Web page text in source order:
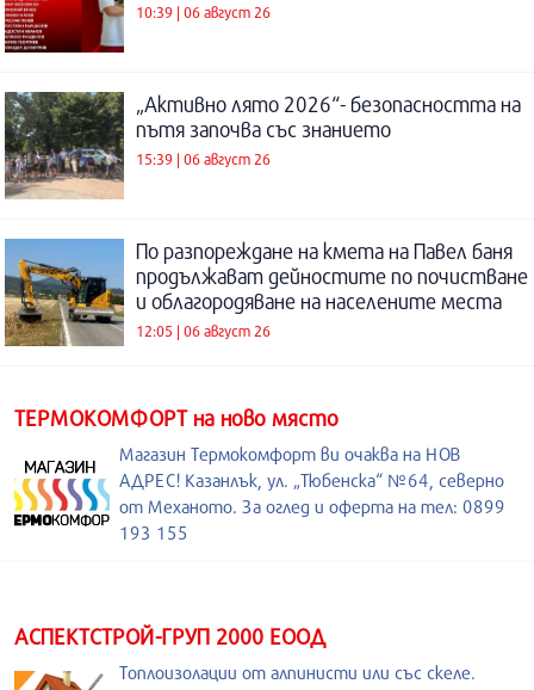
10:39 | 06 август 26
„Активно лято 2026“- безопасността на
пътя започва със знанието
15:39 | 06 август 26
По разпореждане на кмета на Павел баня
продължават дейностите по почистване
и облагородяване на населените места
12:05 | 06 август 26
ТЕРМОКОМФОРТ на ново място
Магазин Термокомфорт ви очаква на НОВ
АДРЕС! Казанлък, ул. „Тюбенска“ №64, северно
от Механото. За оглед и оферта на тел: 0899
193 155
АСПЕКТСТРОЙ-ГРУП 2000 ЕООД
Топлоизолации от алпинисти или със скеле.